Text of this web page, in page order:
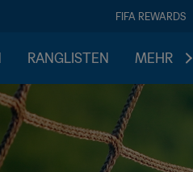
FIFA REWARDS
RANGLISTEN MEHR